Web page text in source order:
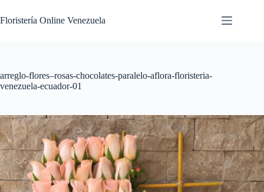
Floristería Online Venezuela
arreglo-flores–rosas-chocolates-paralelo-aflora-floristeria-
venezuela-ecuador-01